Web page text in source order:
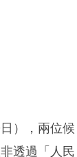
），兩位候
透過「人民